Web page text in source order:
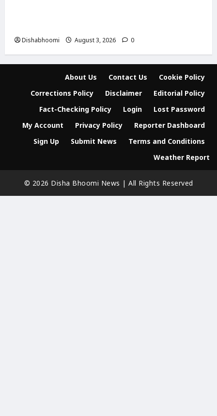
Dishabhoomi August 3, 2026 0
About Us Contact Us
Cookie Policy
Corrections Policy
Disclaimer
Editorial Policy
Fact-Checking Policy
Login
Lost Password
My Account
Privacy Policy
Reporter Dashboard
Sign Up
Submit News
Terms and Conditions
Weather Report